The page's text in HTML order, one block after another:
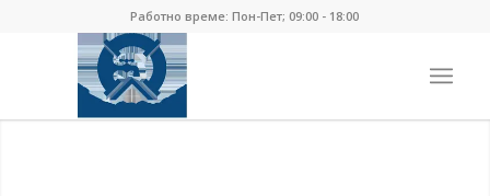
Работно време: Пон-Пет; 09:00 - 18:00